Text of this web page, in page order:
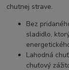
chutnej strave.
Bez
sladidlo,
Lahodná
chuťový